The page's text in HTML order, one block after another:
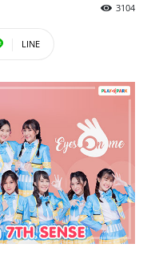
3104
LINE